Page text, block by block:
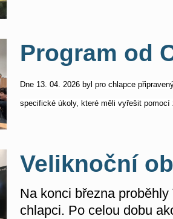
Program od
Dne 13. 04. 2026 byl pro chlapce
specifické úkoly, které měli vyřešit
Veliknoční
Na konci března
chlapci. Po celou dobu